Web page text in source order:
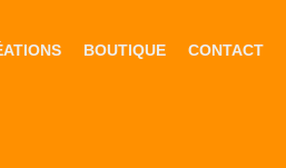
BOUTIQUE CONTACT